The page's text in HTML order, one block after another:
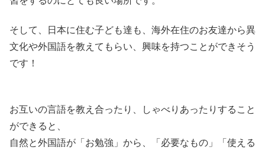
そして、日本に住む子ども達も、海外在住のお友達から異
文化や外国語を教えてもらい、興味を持つことができそう
です！
お互いの言語を教え合ったり、しゃべりあったりすること
ができると、
自然と外国語が「お勉強」から、「必要なもの」「使える